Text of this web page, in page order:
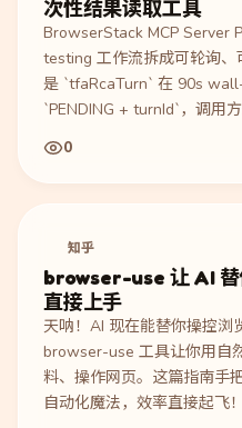
次性结果读取工具
BrowserStack MCP Server
testing 工作流拆成可轮询、
是 `tfaRcaTurn` 在 90s
`PENDING + turnId`，调用
交+轮询工具，容易再次阻
`getTfaTurnResult({
poll path 做单次 GET，不
header、poll URL、
utils/turn-result.ts`。产物
态区分合约：
glimpse 与 `viewRca`，
asks，仍在运行则返回
PR、Claude co-authored
`submitTfaRcaTurn` 保持
importers。适合参考如何
0
知乎
browser-use 让 AI 替
直接上手
天呐！AI 现在能替你操控浏
browser-use 工具让你用自
料、操作网页。这篇指南手
自动化魔法，效率直接起飞